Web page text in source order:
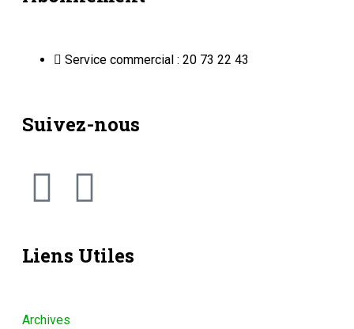
Service commercial : 20 73 22 43
Suivez-nous
Liens Utiles
Archives